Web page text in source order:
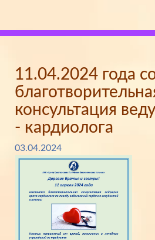
11.04.2024 года
консультация
- кардиолога
03.04.2024